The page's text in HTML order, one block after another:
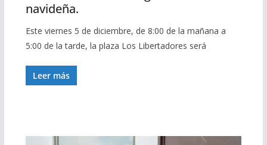
navideña.
Este viernes 5 de diciembre, de 8:00 de la mañana a
5:00 de la tarde, la plaza Los Libertadores será
Leer más